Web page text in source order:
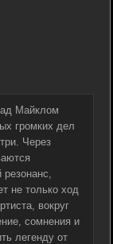
Майклом
громких дел
Через
не только ход
вокруг
сомнения и
легенду от